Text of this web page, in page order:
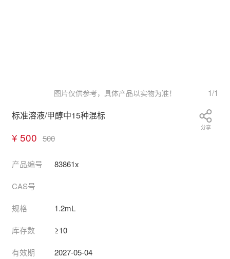
图片仅供参考，具体产品以实物为准！ 1/1
标准溶液/甲醇中15种混标
¥ 500 500
分享
产品编号 83861x
CAS号
规格 1.2mL
库存数 ≥10
有效期 2027-05-04